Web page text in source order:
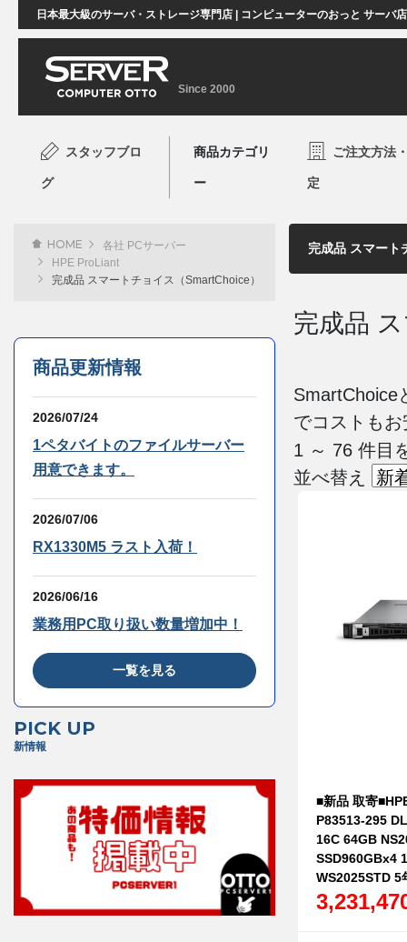
日本最大級のサーバ・ストレージ専門店 | コンピューターのおっと サーバ
Since 2000
スタッフブロ
グ
商品カテゴリ
ー
ご注文方法
定
完成品
SmartChoice
でコストも
1 ～ 76 件目
並べ替え
■新品 取寄
P83513-295
16C 64GB
SSD960GBx4
WS2025STD 5
HOME
各社 PCサーバー
HPE ProLiant
完成品 スマートチョイス（SmartChoice）
商品更新情報
2026/07/24
1ペタバイトのファイルサーバー
用意できます。
2026/07/06
RX1330M5 ラスト入荷！
2026/06/16
業務用PC取り扱い数量増加中！
一覧を見る
PICK UP
新情報